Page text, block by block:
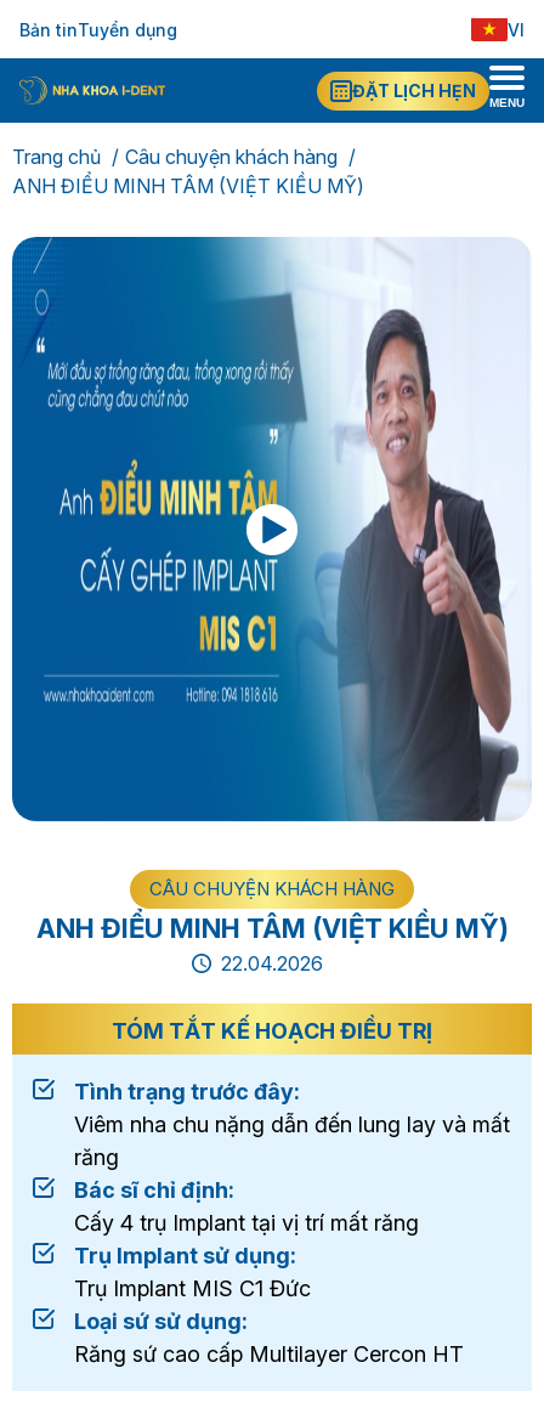
Bản tinTuyển dụng
VI
EN
ĐẶT LỊCH HẸN
MENU
Trang chủ
Câu chuyện khách hàng
ANH ĐIỂU MINH TÂM (VIỆT KIỀU MỸ)
CÂU CHUYỆN KHÁCH HÀNG
ANH ĐIỂU MINH TÂM (VIỆT KIỀU MỸ)
22.04.2026
TÓM TẮT KẾ HOẠCH ĐIỀU TRỊ
Tình trạng trước đây:
Viêm nha chu nặng dẫn đến lung lay và mất
răng
Bác sĩ chỉ định:
Cấy 4 trụ Implant tại vị trí mất răng
Trụ Implant sử dụng:
Trụ Implant MIS C1 Đức
Loại sứ sử dụng:
Răng sứ cao cấp Multilayer Cercon HT